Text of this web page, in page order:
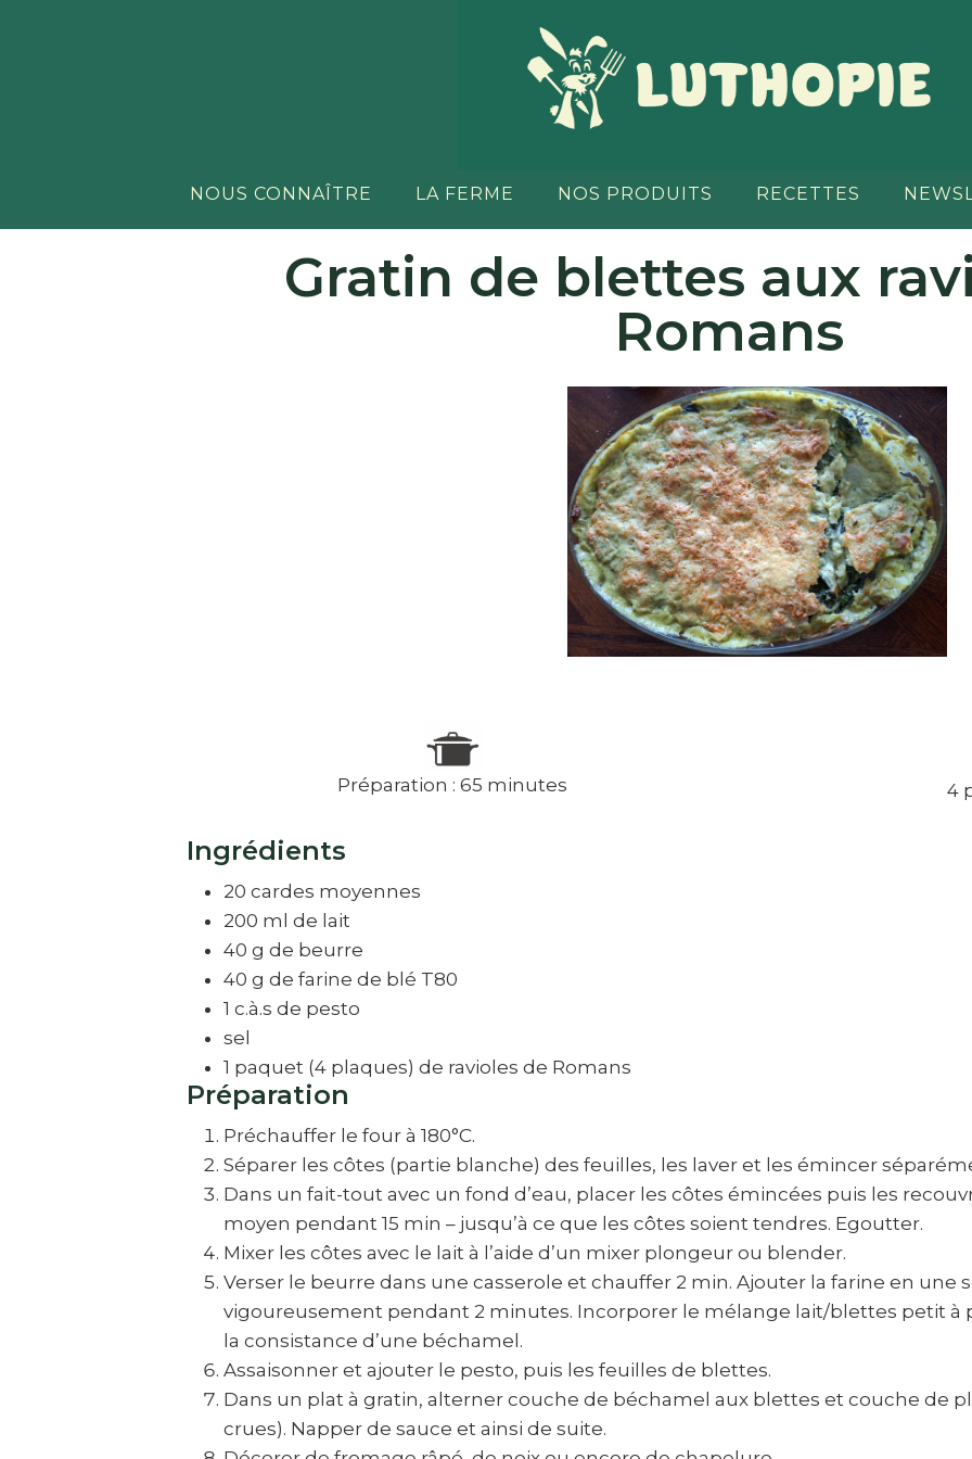
NOUS CONNAÎTRE LA FERME NOS PRODUITS RECETTES
Gratin de blettes aux
Romans
Préparation : 65 minutes 4
Ingrédients
20 cardes moyennes
200 ml de lait
40 g de beurre
40 g de farine de blé T80
1 c.à.s de pesto
sel
1 paquet (4 plaques) de ravioles de Romans
Préparation
Préchauffer le four à 180°C.
Séparer les côtes (partie blanche) des feuilles, les laver et les émincer
Dans un fait-tout avec un fond d’eau, placer les côtes émincées puis les
moyen pendant 15 min – jusqu’à ce que les côtes soient tendres. Egoutter.
Mixer les côtes avec le lait à l’aide d’un mixer plongeur ou blender.
Verser le beurre dans une casserole et chauffer 2 min. Ajouter la farine en une
vigoureusement pendant 2 minutes. Incorporer le mélange lait/blettes petit à
la consistance d’une béchamel.
Assaisonner et ajouter le pesto, puis les feuilles de blettes.
Dans un plat à gratin, alterner couche de béchamel aux blettes et couche de
crues). Napper de sauce et ainsi de suite.